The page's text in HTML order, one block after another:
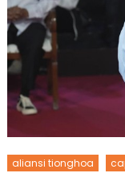
aliansi tionghoa